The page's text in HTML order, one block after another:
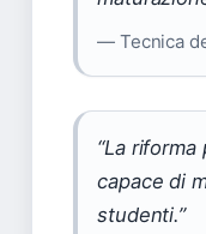
— Tecnica
“La
capace di
studenti.”